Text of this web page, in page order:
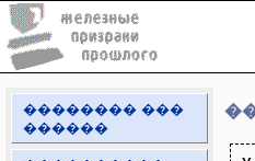
�������� ���
������